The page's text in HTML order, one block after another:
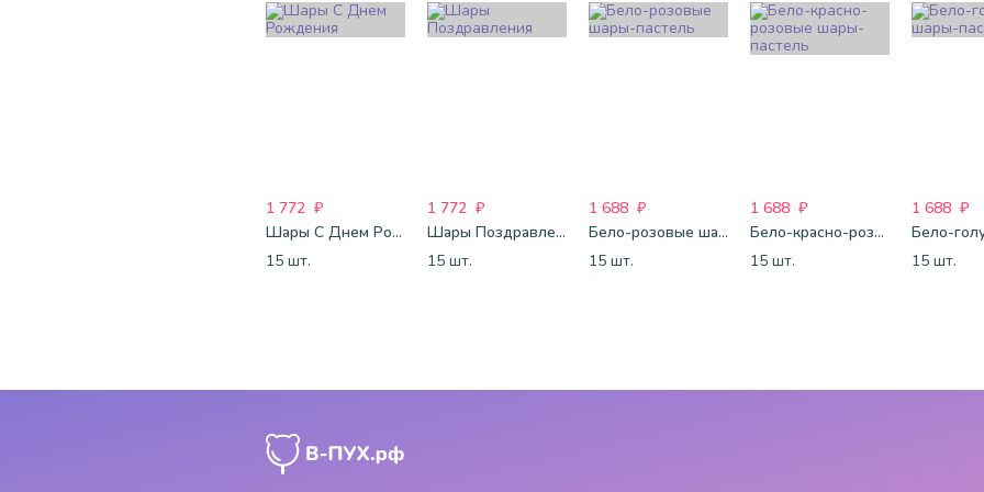
1 772 ₽
Шары С Днем Рождения
15 шт.
1 772 ₽
Шары Поздравления
15 шт.
1 688 ₽
Бело-розовые шары-пастель
15 шт.
1 688 ₽
Бело-красно-розовые шары-пастель
15 шт.
1 688 ₽
15 шт.